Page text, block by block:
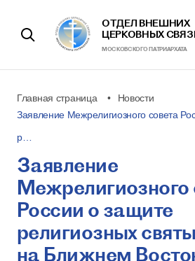
ОТДЕЛ ВНЕШНИХ
ЦЕРКОВНЫХ
МОСКОВСКОГО ПАТРИАРХАТА
Главная страница
Новости
Заявление Межрелигиозного совета
р…
Заявление
Межрелигиозного
России о защите
религиозных
на Ближнем